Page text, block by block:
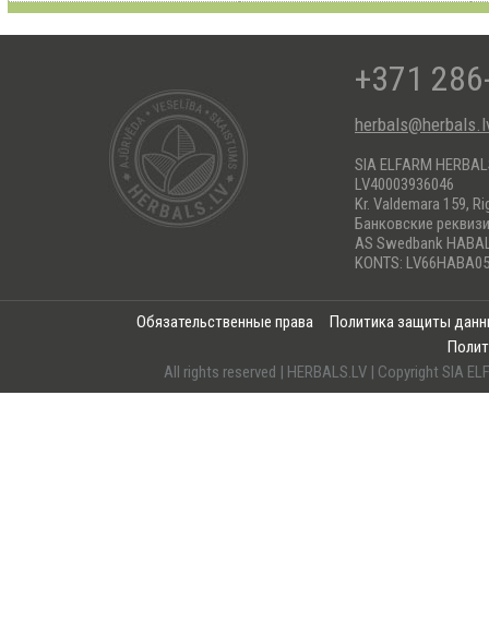
+371
SIA ELFARM
LV40003936046
Kr. Valdemara 159,
Банковские
AS Swedbank
KONTS:
Обязательственные права
Политика защиты
All rights reserved | HERBALS.LV | Copyright SIA